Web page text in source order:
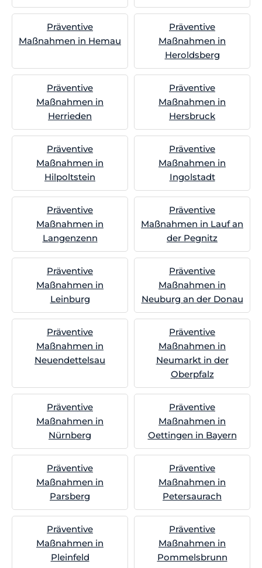
Präventive
Maßnahmen in Hemau
Präventive
Maßnahmen in
Heroldsberg
Präventive
Maßnahmen in
Herrieden
Präventive
Maßnahmen in
Hersbruck
Präventive
Maßnahmen in
Hilpoltstein
Präventive
Maßnahmen in
Ingolstadt
Präventive
Maßnahmen in
Langenzenn
Präventive
Maßnahmen in Lauf an
der Pegnitz
Präventive
Maßnahmen in
Leinburg
Präventive
Maßnahmen in
Neuburg an der Donau
Präventive
Maßnahmen in
Neuendettelsau
Präventive
Maßnahmen in
Neumarkt in der
Oberpfalz
Präventive
Maßnahmen in
Nürnberg
Präventive
Maßnahmen in
Oettingen in Bayern
Präventive
Maßnahmen in
Parsberg
Präventive
Maßnahmen in
Petersaurach
Präventive
Maßnahmen in
Pleinfeld
Präventive
Maßnahmen in
Pommelsbrunn